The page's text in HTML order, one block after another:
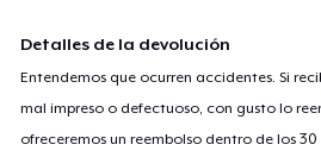
Detalles de la devolución
Entendemos que ocurren accidentes. Si
mal impreso o defectuoso, con gusto lo
ofreceremos un reembolso dentro de los